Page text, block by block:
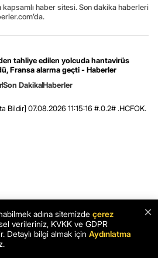
kapsamlı haber sitesi. Son dakika haberleri
tahliye edilen yolcuda hantavirüs
Fransa alarma geçti - Haberler
Son DakikaHaberler
Bildir] 07.08.2026 11:15:16 #.0.2# .HCFOK.
×
adına sitemizde çerez
verileriniz, KVKK ve GDPR
Detaylı bilgi almak için Aydınlatma